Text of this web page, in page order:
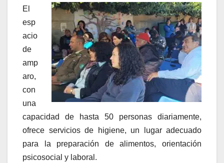
El
esp
acio
de
amp
aro,
con
una
capacidad de hasta 50 personas diariamente,
ofrece servicios de higiene, un lugar adecuado
para la preparación de alimentos, orientación
psicosocial y laboral.